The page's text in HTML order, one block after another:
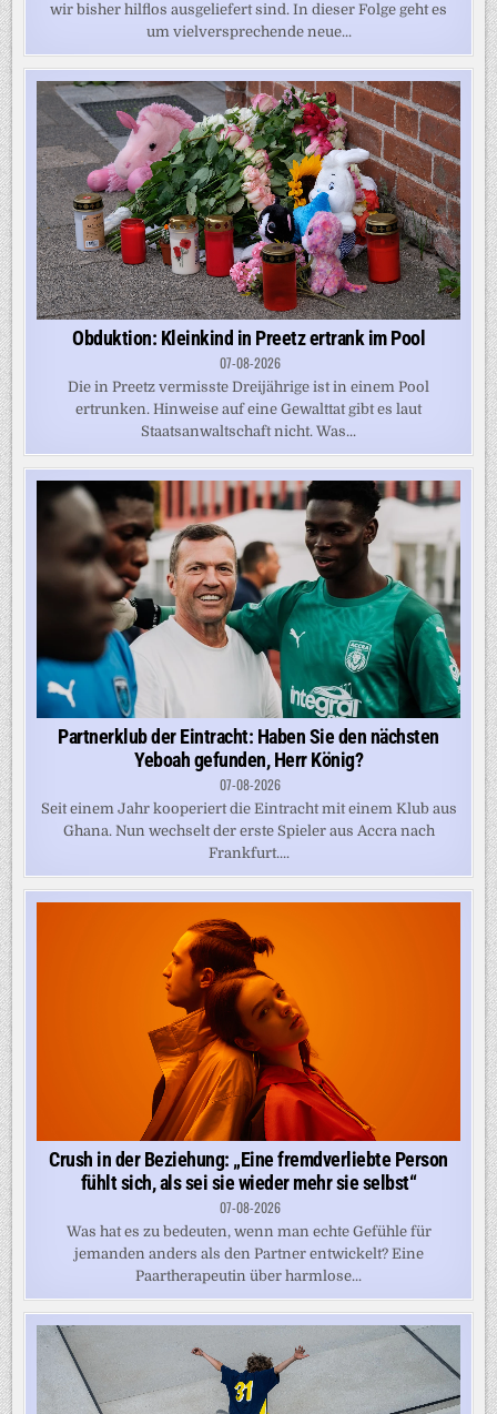
wir bisher hilflos ausgeliefert sind. In dieser Folge geht es
um vielversprechende neue...
Obduktion: Kleinkind in Preetz ertrank im Pool
07-08-2026
Die in Preetz vermisste Dreijährige ist in einem Pool
ertrunken. Hinweise auf eine Gewalttat gibt es laut
Staatsanwaltschaft nicht. Was...
Partnerklub der Eintracht: Haben Sie den nächsten
Yeboah gefunden, Herr König?
07-08-2026
Seit einem Jahr kooperiert die Eintracht mit einem Klub aus
Ghana. Nun wechselt der erste Spieler aus Accra nach
Frankfurt....
Crush in der Beziehung: „Eine fremdverliebte Person
fühlt sich, als sei sie wieder mehr sie selbst“
07-08-2026
Was hat es zu bedeuten, wenn man echte Gefühle für
jemanden anders als den Partner entwickelt? Eine
Paartherapeutin über harmlose...